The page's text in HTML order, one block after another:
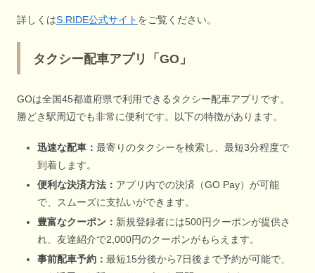
詳しくはS.RIDE公式サイト をご覧ください。
タクシー配車アプリ「GO」
GOは全国45都道府県で利用できるタクシー配車アプリです。
勝どき駅周辺でも非常に便利です。以下の特徴があります。
迅速な配車： 最寄りのタクシーを検索し、最短3分程度で
到着します。
便利な決済方法： アプリ内での決済（GO Pay）が可能
で、スムーズに支払いができます。
豊富なクーポン： 新規登録者には500円クーポンが提供さ
れ、友達紹介で2,000円のクーポンがもらえます。
事前配車予約： 最短15分後から7日後まで予約が可能で、